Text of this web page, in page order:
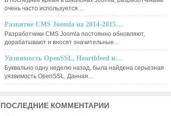
очень часто используется…
Развитие CMS Joomla на 2014-2015…
Разработчики CMS Joomla постоянно обновляют,
дорабатывают и вносят значительные…
Уязвимость OpenSSL, Heartbleed и…
Буквально одну неделю назад, была найдена серьезная
уязвимость OpenSSL. Данная…
ПОСЛЕДНИЕ КОММЕНТАРИИ